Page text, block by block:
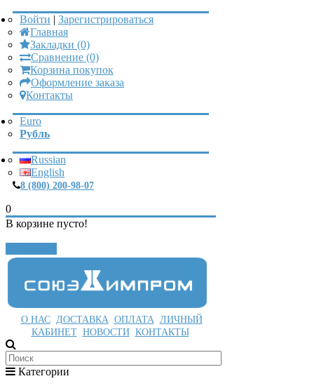
Войти | Зарегистрироваться
Главная
Закладки (0)
Сравнение (0)
Корзина покупок
Оформление заказа
Контакты
Euro
Рубль
Russian
English
8 (800) 200-98-07
0
В корзине пусто!
О НАС ДОСТАВКА ОПЛАТА ЛИЧНЫЙ
КАБИНЕТ НОВОСТИ КОНТАКТЫ
Категории